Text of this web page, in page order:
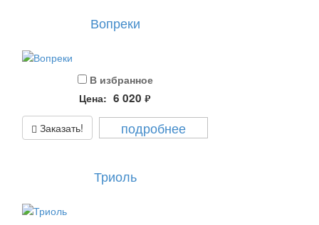
Вопреки
В избранное
Цена: 6 020 руб.
Заказать! подробнее
Триоль